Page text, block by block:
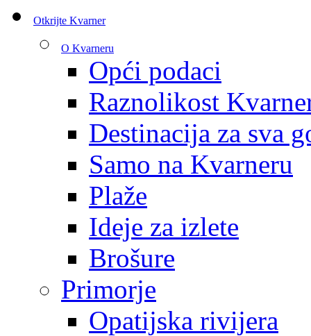
Otkrijte Kvarner
O Kvarneru
Opći podaci
Raznolikost
Destinacija za sva
Samo na Kvarneru
Plaže
Ideje za izlete
Brošure
Primorje
Opatijska rivijera